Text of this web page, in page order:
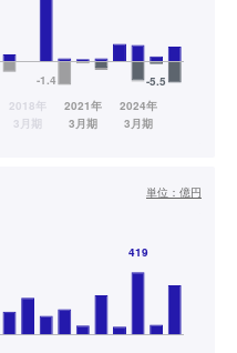
単位： 億円